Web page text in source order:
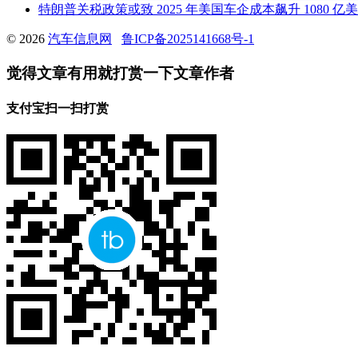
特朗普关税政策或致 2025 年美国车企成本飙升 1080 亿
© 2026 汽车信息网 鲁ICP备2025141668号-1
觉得文章有用就打赏一下文章作者
支付宝扫一扫打赏